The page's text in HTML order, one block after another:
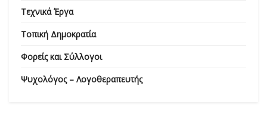
Τεχνικά Έργα
Τοπική Δημοκρατία
Φορείς και Σύλλογοι
Ψυχολόγος – Λογοθεραπευτής